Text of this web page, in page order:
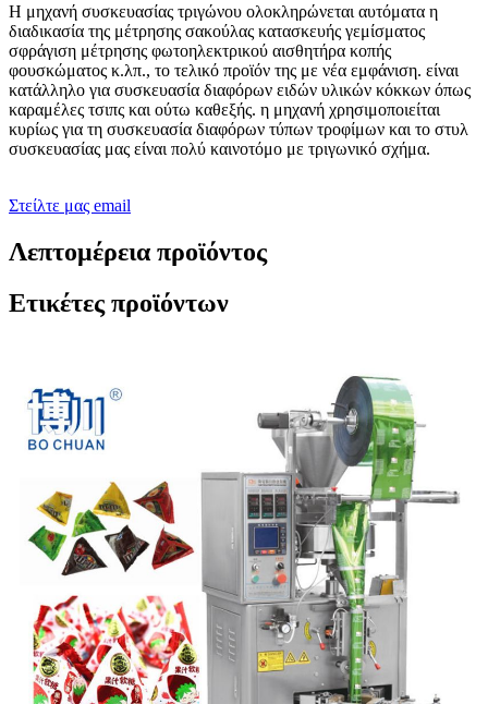
Η μηχανή συσκευασίας τριγώνου ολοκληρώνεται αυτόματα η
διαδικασία της μέτρησης σακούλας κατασκευής γεμίσματος
σφράγιση μέτρησης φωτοηλεκτρικού αισθητήρα κοπής
φουσκώματος κ.λπ., το τελικό προϊόν της με νέα εμφάνιση. είναι
κατάλληλο για συσκευασία διαφόρων ειδών υλικών κόκκων όπως
καραμέλες τσιπς και ούτω καθεξής. η μηχανή χρησιμοποιείται
κυρίως για τη συσκευασία διαφόρων τύπων τροφίμων και το στυλ
συσκευασίας μας είναι πολύ καινοτόμο με τριγωνικό σχήμα.
Στείλτε μας email
Λεπτομέρεια προϊόντος
Ετικέτες προϊόντων